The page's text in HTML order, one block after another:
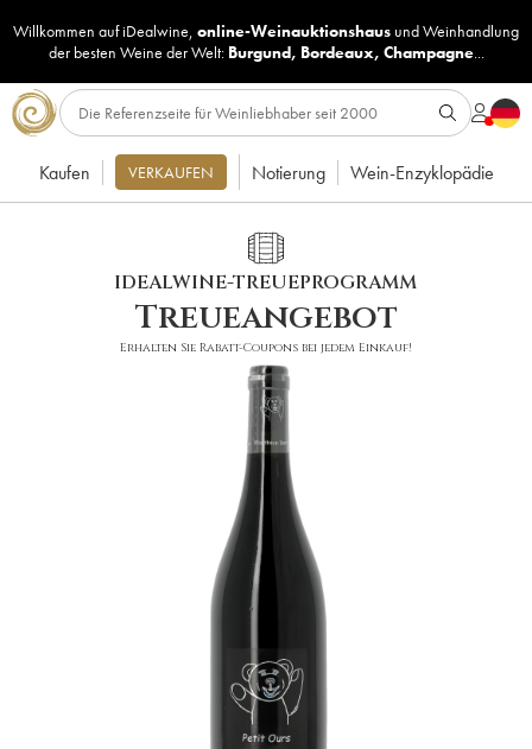
Willkommen auf iDealwine, online-Weinauktionshaus undWeinhandlung
der besten Weine der Welt: Burgund, Bordeaux, Champagne...
Kaufen VERKAUFEN Notierung Wein-Enzyklopädie
IDEALWINE-TREUEPROGRAMM
Treueangebot
Erhalten Sie Rabatt-Coupons bei jedem Einkauf!